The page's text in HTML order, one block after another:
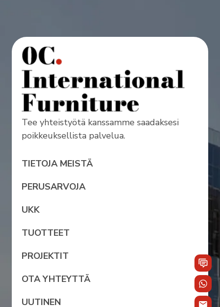
Tee yhteistyötä kanssamme saadaksesi
poikkeuksellista palvelua.
TIETOJA MEISTÄ
PERUSARVOJA
UKK
TUOTTEET
PROJEKTIT
OTA YHTEYTTÄ
UUTINEN